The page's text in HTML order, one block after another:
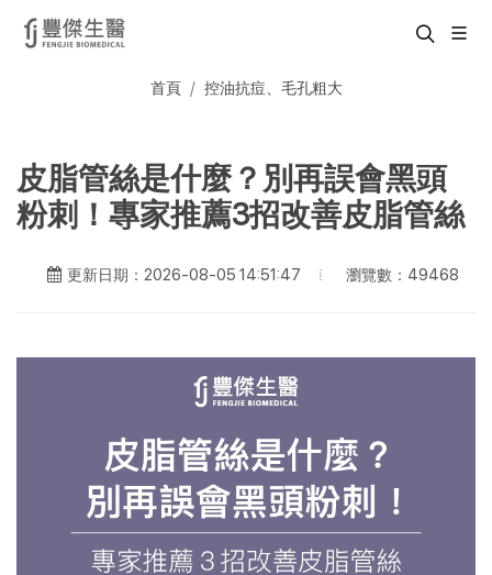
首頁 控油抗痘、毛孔粗大
皮脂管絲是什麼？別再誤會黑頭
粉刺！專家推薦3招改善皮脂管絲
更新日期：2026-08-05 14:51:47 瀏覽數：49468